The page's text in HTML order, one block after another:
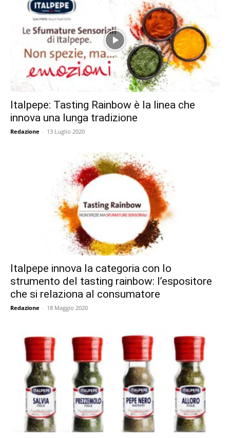
Italpepe: Tasting Rainbow è la linea che
innova una lunga tradizione
Redazione - 13 Luglio 2020
Italpepe innova la categoria con lo
strumento del tasting rainbow: l’espositore
che si relaziona al consumatore
Redazione - 18 Maggio 2020